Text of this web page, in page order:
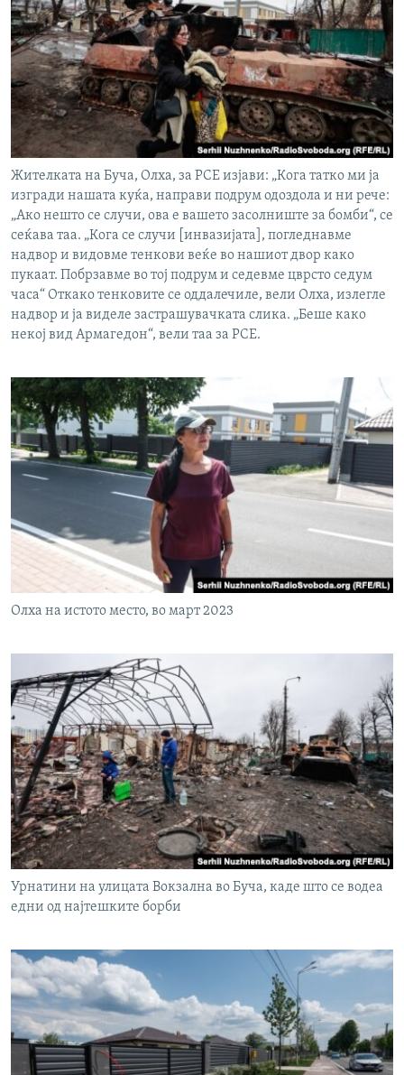
Жителката на Буча, Олха, за РСЕ изјави: „Кога татко ми ја
изгради нашата куќа, направи подрум одоздола и ни рече:
„Ако нешто се случи, ова е вашето засолниште за бомби“, се
сеќава таа. „Кога се случи [инвазијата], погледнавме
надвор и видовме тенкови веќе во нашиот двор како
пукаат. Побрзавме во тој подрум и седевме цврсто седум
часа“ Откако тенковите се оддалечиле, вели Олха, излегле
надвор и ја виделе застрашувачката слика. „Беше како
некој вид Армагедон“, вели таа за РСЕ.
Олха на истото место, во март 2023
Урнатини на улицата Вокзална во Буча, каде што се водеа
едни од најтешките борби